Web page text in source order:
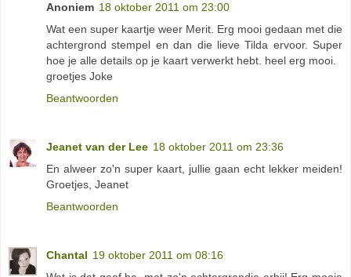
Anoniem 18 oktober 2011 om 23:00
Wat een super kaartje weer Merit. Erg mooi gedaan met die
achtergrond stempel en dan die lieve Tilda ervoor. Super
hoe je alle details op je kaart verwerkt hebt. heel erg mooi.
groetjes Joke
Beantwoorden
Jeanet van der Lee 18 oktober 2011 om 23:36
En alweer zo'n super kaart, jullie gaan echt lekker meiden!
Groetjes, Jeanet
Beantwoorden
Chantal 19 oktober 2011 om 08:16